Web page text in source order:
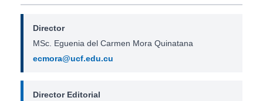
Director
MSc. Eguenia del Carmen Mora Quinatana
ecmora@ucf.edu.cu
Director Editorial